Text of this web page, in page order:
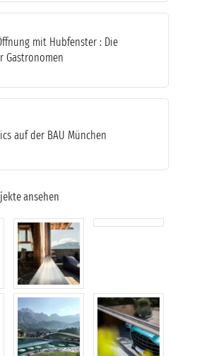
mit Hubfenster : Die
Gastronomen
auf der BAU München
ansehen